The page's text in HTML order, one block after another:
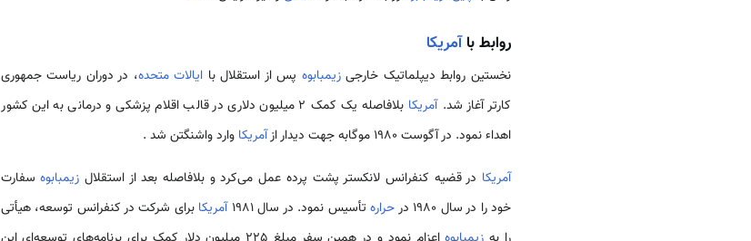
روابط باآمریکا
نخستین روابط دیپلماتیک خارجیزیمبابوه پس از استقلال با ایالات متحده، در دوران ریاست جمهوری
کارتر آغاز شد.آمریکا
بلافاصله یک کمک 2 میلیون دلاری در قالب اقلام پزشکی و درمانی به این کشور
اهداء نمود. در آگوست 1980 موگابه جهت دیدار از
آمریکا وارد واشنگتن شد .
آمریکا در قضیه کنفرانس لانکستر پشت پرده عمل می‌کرد و بلافاصله بعد از استقلال زیمبابوهسفارت
خود را در سال 1980 در
حرارهتأسیس نمود. در سال 1981 آمریکا برای شرکت در کنفرانس توسعه، هیأتی